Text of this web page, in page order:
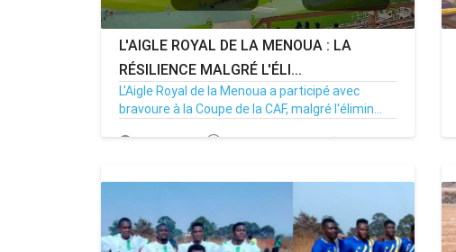
L'AIGLE ROYAL DE LA MENOUA : LA
RÉSILIENCE MALGRÉ L'ÉLI...
L'Aigle Royal de la Menoua a participé avec
bravoure à la Coupe de la CAF, malgré l'élimin...
28/09/25 Par MenouActu 0